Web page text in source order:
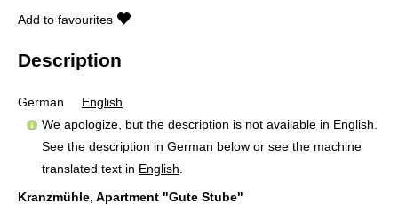
Add to favourites
Description
German
English
We apologize, but the description is not available in English.
See the description in German below or see the machine
translated text in English
Kranzmühle, Apartment "Gute Stube"